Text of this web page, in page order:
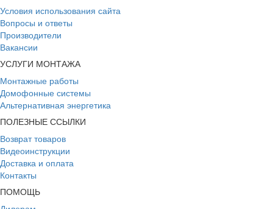
Условия использования сайта
Вопросы и ответы
Производители
Вакансии
УСЛУГИ МОНТАЖА
Монтажные работы
Домофонные системы
Альтернативная энергетика
ПОЛЕЗНЫЕ ССЫЛКИ
Возврат товаров
Видеоинструкции
Доставка и оплата
Контакты
ПОМОЩЬ